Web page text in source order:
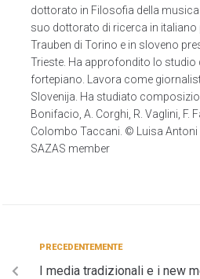
dottorato in Filosofia della
suo dottorato di ricerca in
Trauben di Torino e in sloveno
Trieste. Ha approfondito lo studio
fortepiano. Lavora come
Slovenija. Ha studiato
Bonifacio, A. Corghi, R. Vaglini, F.
Colombo Taccani. © Luisa Antoni
SAZAS member
PRECEDENTEMENTE
I media tradizionali e i new